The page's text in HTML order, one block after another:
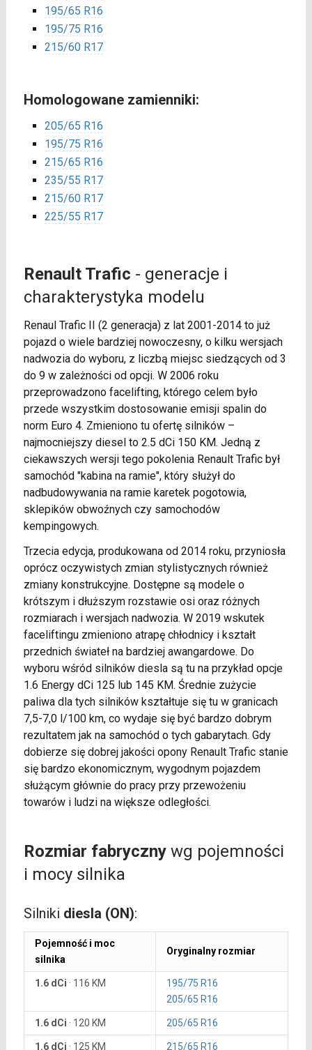
195/65 R16
195/75 R16
215/60 R17
Homologowane zamienniki:
205/65 R16
195/75 R16
215/65 R16
235/55 R17
215/60 R17
225/55 R17
Renault Trafic - generacje i
charakterystyka modelu
Renaul Trafic II (2 generacja) z lat 2001-2014 to już
pojazd o wiele bardziej nowoczesny, o kilku wersjach
nadwozia do wyboru, z liczbą miejsc siedzących od 3
do 9 w zależności od opcji. W 2006 roku
przeprowadzono facelifting, którego celem było
przede wszystkim dostosowanie emisji spalin do
norm Euro 4. Zmieniono tu ofertę silników –
najmocniejszy diesel to 2.5 dCi 150 KM. Jedną z
ciekawszych wersji tego pokolenia Renault Trafic był
samochód "kabina na ramie", który służył do
nadbudowywania na ramie karetek pogotowia,
sklepików obwoźnych czy samochodów
kempingowych.
Trzecia edycja, produkowana od 2014 roku, przyniosła
oprócz oczywistych zmian stylistycznych również
zmiany konstrukcyjne. Dostępne są modele o
krótszym i dłuższym rozstawie osi oraz różnych
rozmiarach i wersjach nadwozia. W 2019 wskutek
faceliftingu zmieniono atrapę chłodnicy i kształt
przednich świateł na bardziej awangardowe. Do
wyboru wśród silników diesla są tu na przykład opcje
1.6 Energy dCi 125 lub 145 KM. Średnie zużycie
paliwa dla tych silników kształtuje się tu w granicach
7,5-7,0 l/100 km, co wydaje się być bardzo dobrym
rezultatem jak na samochód o tych gabarytach. Gdy
dobierze się dobrej jakości opony Renault Trafic stanie
się bardzo ekonomicznym, wygodnym pojazdem
służącym głównie do pracy przy przewożeniu
towarów i ludzi na większe odległości.
Rozmiar fabrycznywg pojemności
i mocy silnika
Silniki diesla (ON):
Pojemność i moc
silnika
Oryginalny rozmiar
1.6 dCi · 116 KM
195/75 R16
205/65 R16
1.6 dCi · 120 KM 205/65 R16
1.6 dCi · 125 KM 215/65 R16